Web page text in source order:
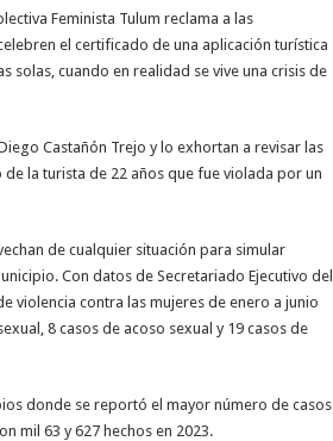
Feminista Tulum reclama a las
el certificado de una aplicación turística
solas, cuando en realidad se vive una crisis de
Castañón Trejo y lo exhortan a revisar las
la turista de 22 años que fue violada por un
de cualquier situación para simular
Con datos de Secretariado Ejecutivo del
violencia contra las mujeres de enero a junio
8 casos de acoso sexual y 19 casos de
donde se reportó el mayor número de casos
mil 63 y 627 hechos en 2023.